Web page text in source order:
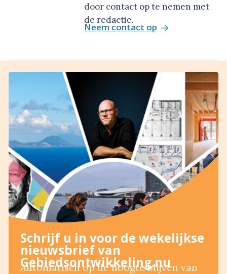
door contact op te nemen met
de redactie.
Neem contact op
Schrijf u in voor de wekelijkse
nieuwsbrief van
Gebiedsontwikkeling.nu
Automatisch op de hoogte blijven van